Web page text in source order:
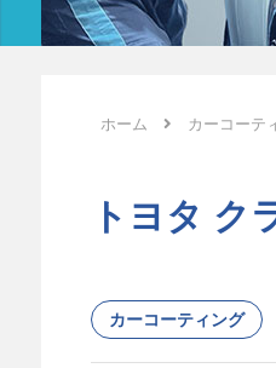
ホーム カーコーテ
トヨタ ク
カーコーティング